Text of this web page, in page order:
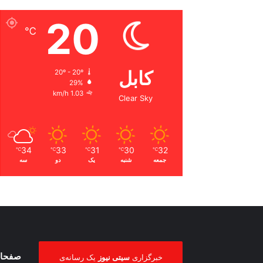
کابل
Clear Sky
20
℃
20º - 20º
29%
1.03 km/h
32
℃
جمعه
30
℃
شنبه
31
℃
یک
33
℃
دو
34
℃
سه
خبرگزاریسیتی نیوز یک رسانه‌ی